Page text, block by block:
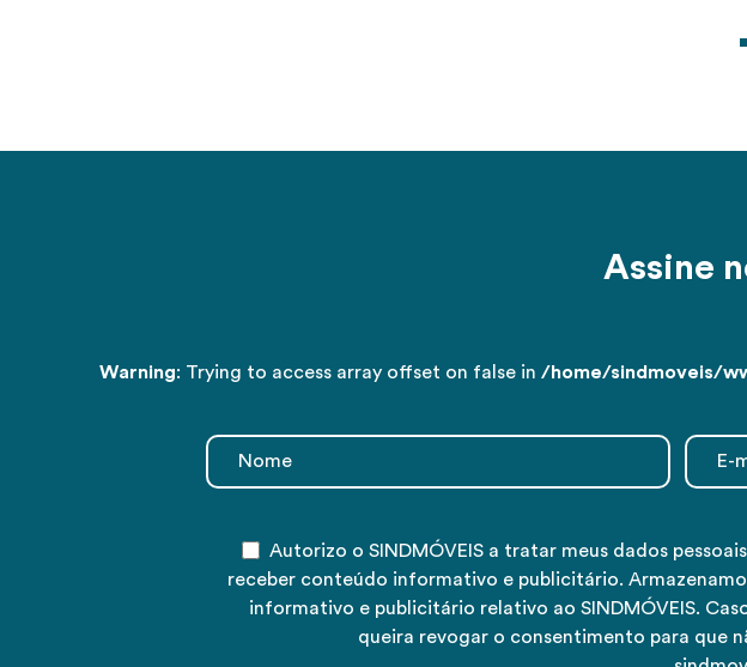
Assine
Warning: Trying to access array offset on false in /home/sindmoveis/
Autorizo o SINDMÓVEIS a tratar meus dados
receber conteúdo informativo e publicitário.
informativo e publicitário relativo ao SINDMÓVEIS.
queira revogar o consentimento para que